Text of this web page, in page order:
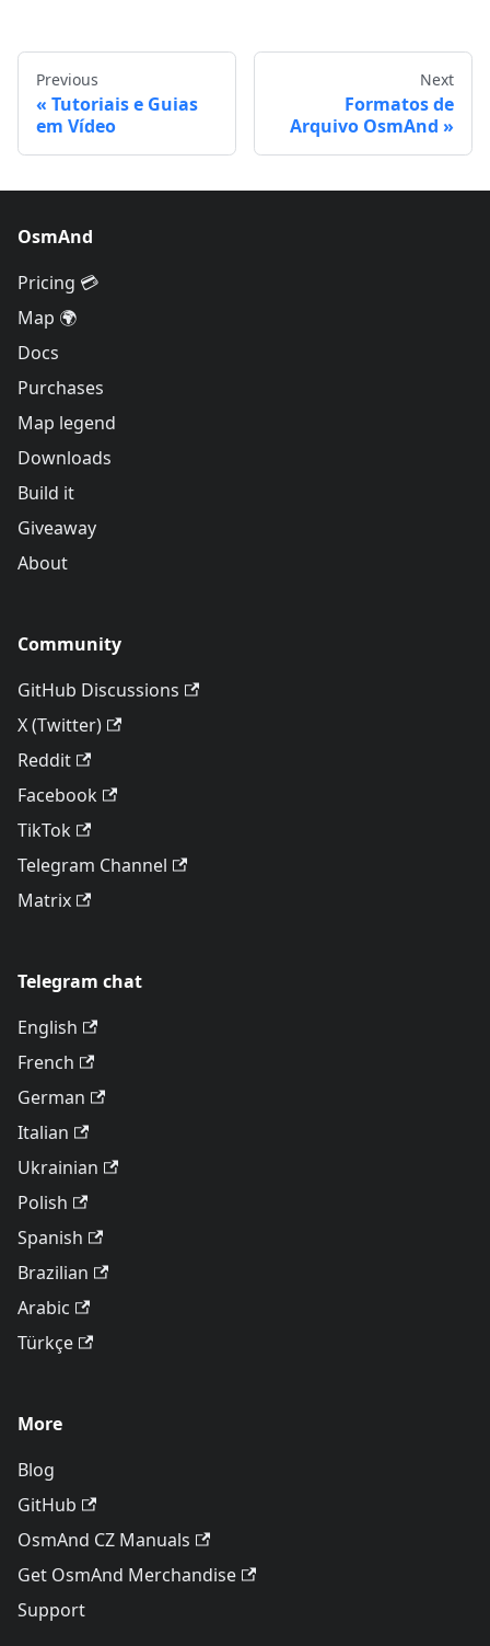
Previous
Tutoriais e Guias
em Vídeo
Next
Formatos de
Arquivo OsmAnd
OsmAnd
Pricing 💳
Map 🌍
Docs
Purchases
Map legend
Downloads
Build it
Giveaway
About
Community
GitHub Discussions
X (Twitter)
Reddit
Facebook
TikTok
Telegram Channel
Matrix
Telegram chat
English
French
German
Italian
Ukrainian
Polish
Spanish
Brazilian
Arabic
Türkçe
More
Blog
GitHub
OsmAnd CZ Manuals
Get OsmAnd Merchandise
Support